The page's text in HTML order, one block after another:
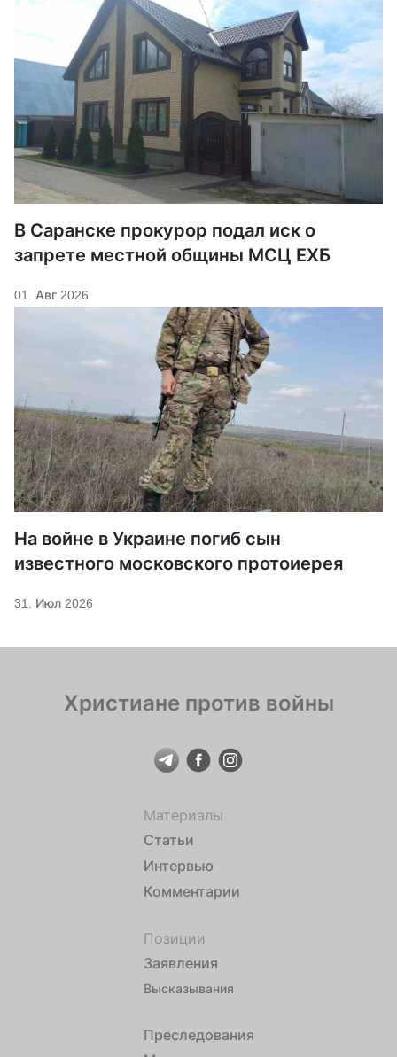
В Саранске прокурор подал иск о
запрете местной общины МСЦ ЕХБ
01. Авг 2026
На войне в Украине погиб сын
известного московского протоиерея
31. Июл 2026
Христиане против войны
Материалы
Статьи
Интервью
Комментарии
Позиции
Заявления
Высказывания
Преследования